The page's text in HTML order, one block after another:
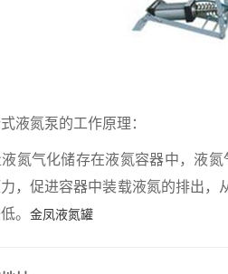
氮泵的工作原理：
气化储存在液氮容器中，液氮
，促进容器中装载液氮的排出，
。 金凤液氮罐